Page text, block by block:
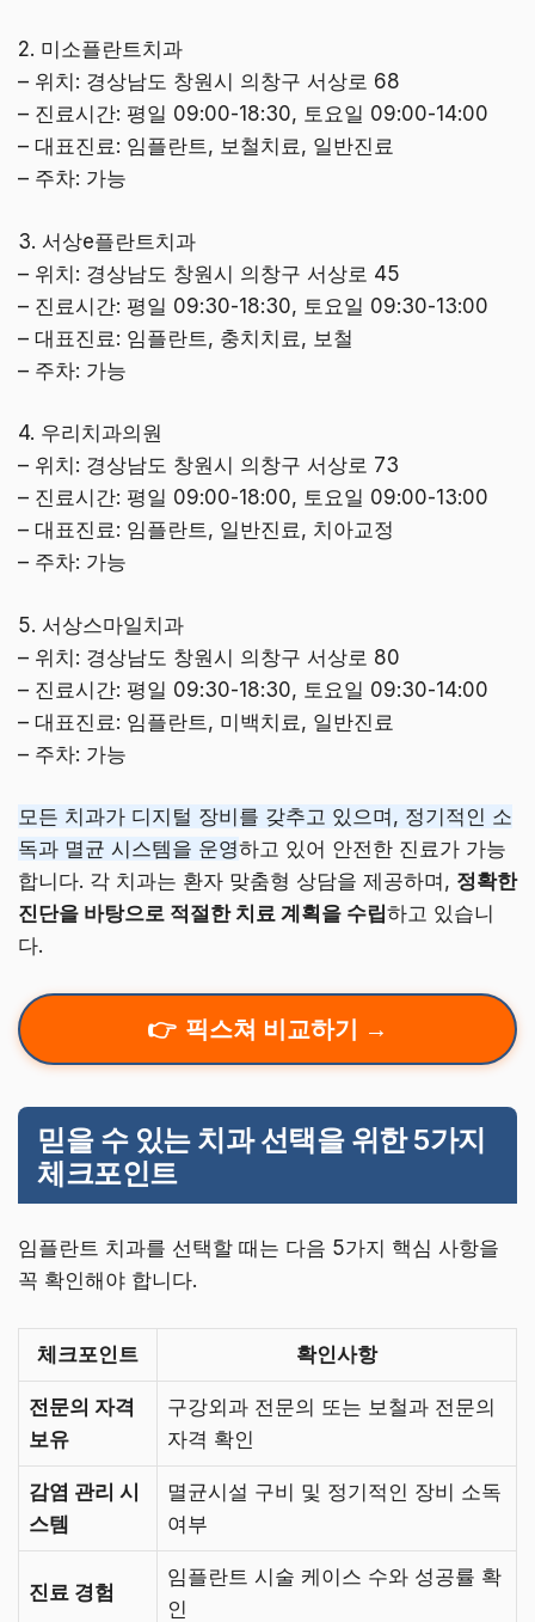
2. 미소플란트치과
– 위치: 경상남도 창원시 의창구 서상로 68
– 진료시간: 평일 09:00-18:30, 토요일 09:00-14:00
– 대표진료: 임플란트, 보철치료, 일반진료
– 주차: 가능
3. 서상e플란트치과
– 위치: 경상남도 창원시 의창구 서상로 45
– 진료시간: 평일 09:30-18:30, 토요일 09:30-13:00
– 대표진료: 임플란트, 충치치료, 보철
– 주차: 가능
4. 우리치과의원
– 위치: 경상남도 창원시 의창구 서상로 73
– 진료시간: 평일 09:00-18:00, 토요일 09:00-13:00
– 대표진료: 임플란트, 일반진료, 치아교정
– 주차: 가능
5. 서상스마일치과
– 위치: 경상남도 창원시 의창구 서상로 80
– 진료시간: 평일 09:30-18:30, 토요일 09:30-14:00
– 대표진료: 임플란트, 미백치료, 일반진료
– 주차: 가능
모든 치과가 디지털 장비를 갖추고 있으며, 정기적인 소
독과 멸균 시스템을 운영하고 있어 안전한 진료가 가능
합니다. 각 치과는 환자 맞춤형 상담을 제공하며, 정확한
진단을 바탕으로 적절한 치료 계획을 수립하고 있습니
다.
픽스쳐 비교하기 →
믿을 수 있는 치과 선택을 위한 5가지
체크포인트
임플란트 치과를 선택할 때는 다음 5가지 핵심 사항을
꼭 확인해야 합니다.
체크포인트 확인사항
전문의 자격
보유
구강외과 전문의 또는 보철과 전문의
자격 확인
감염 관리 시
스템
멸균시설 구비 및 정기적인 장비 소독
여부
진료 경험
임플란트 시술 케이스 수와 성공률 확
인